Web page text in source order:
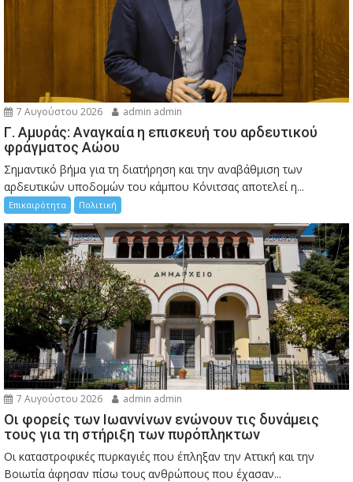
7 Αυγούστου 2026 admin admin
Γ. Αμυράς: Αναγκαία η επισκευή του αρδευτικού
φράγματος Αώου
Σημαντικό βήμα για τη διατήρηση και την αναβάθμιση των
αρδευτικών υποδομών του κάμπου Κόνιτσας αποτελεί η...
Επικαιρότητα Πολιτική
7 Αυγούστου 2026 admin admin
Οι φορείς των Ιωαννίνων ενώνουν τις δυνάμεις
τους για τη στήριξη των πυρόπληκτων
Οι καταστροφικές πυρκαγιές που έπληξαν την Αττική και την
Bοιωτία άφησαν πίσω τους ανθρώπους που έχασαν...